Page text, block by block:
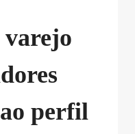
varejo
perfil